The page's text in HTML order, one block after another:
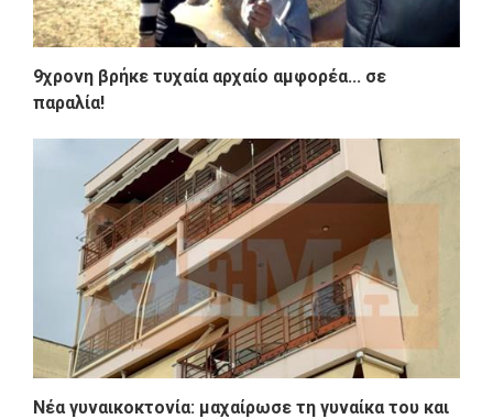
9χρονη βρήκε τυχαία αρχαίο αμφορέα... σε
παραλία!
Νέα γυναικοκτονία: μαχαίρωσε τη γυναίκα του και